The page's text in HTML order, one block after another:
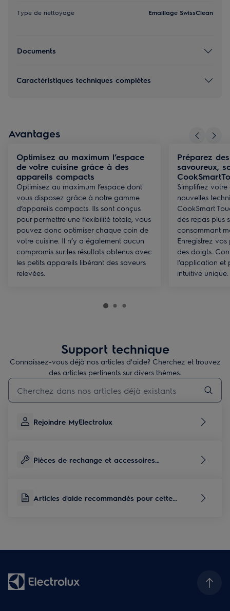
Type de nettoyage Emaillage SwissClean
Documents
Caractéristiques techniques complètes
Avantages
Optimisez au maximum l’espace
de votre cuisine grâce à des
appareils compacts
Optimisez au maximum l’espace dont
vous disposez grâce à notre gamme
d’appareils compacts. Ils sont conçus
pour permettre une flexibilité totale, vous
pouvez donc optimiser chaque coin de
votre cuisine. Il n’y a également aucun
compromis sur les résultats obtenus avec
les petits appareils libérant des saveurs
relevées.
Préparez
savoureux,
Simplifiez
nouvelles
CookSmart
des repas plus
consommant
Enregistrez
des doigts.
l’application et
intuitive unique.
Support technique
Connaissez-vous déjà nos articles d'aide? Cherchez et trouvez
des articles pertinents sur divers thèmes.
Taper pour rechercher des articles de conseils
Rejoindre MyElectrolux
Pièces de rechange et accessoires
Articles d'aide recommandés pour cette